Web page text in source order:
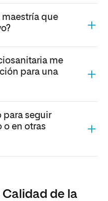
maestría que
me
para una
para seguir
o en otras
de la